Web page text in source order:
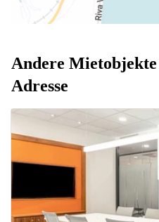
Andere
Adresse